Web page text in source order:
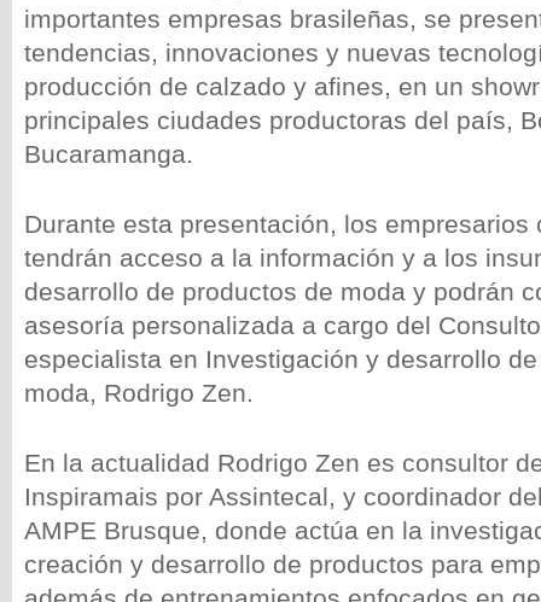
importantes empresas brasileñas, se
tendencias, innovaciones y nuevas
producción de calzado y afines, en un
principales ciudades productoras del país,
Bucaramanga.
Durante esta presentación, los empresarios
tendrán acceso a la información y a los
desarrollo de productos de moda y podrán
asesoría personalizada a cargo del
especialista en Investigación y desarrollo
moda, Rodrigo Zen.
En la actualidad Rodrigo Zen es consultor
Inspiramais por Assintecal, y coordinador
AMPE Brusque, donde actúa en la
creación y desarrollo de productos para